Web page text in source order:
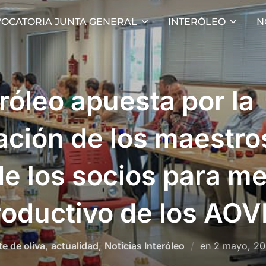
JUNTA GENERAL INTERÓLEO
apuesta por la
de los
los socios para
de los
de oliva,actualidad, Noticias Interóleo enPublicado
2 mayo,